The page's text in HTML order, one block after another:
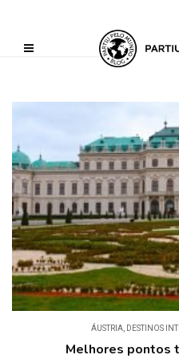
ÁUSTRIA, DESTINOS
Melhores pontos